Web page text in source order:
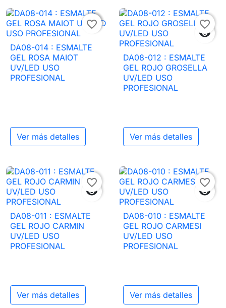

favorite_border
DA08-014 : ESMALTE
GEL ROSA MAIOT
UV/LED USO
PROFESIONAL
Ver más detalles

favorite_border
DA08-012 : ESMALTE
GEL ROJO GROSELLA
UV/LED USO
PROFESIONAL
Ver más detalles

favorite_border
DA08-011 : ESMALTE
GEL ROJO CARMIN
UV/LED USO
PROFESIONAL
Ver más detalles

favorite_border
DA08-010 : ESMALTE
GEL ROJO CARMESI
UV/LED USO
PROFESIONAL
Ver más detalles